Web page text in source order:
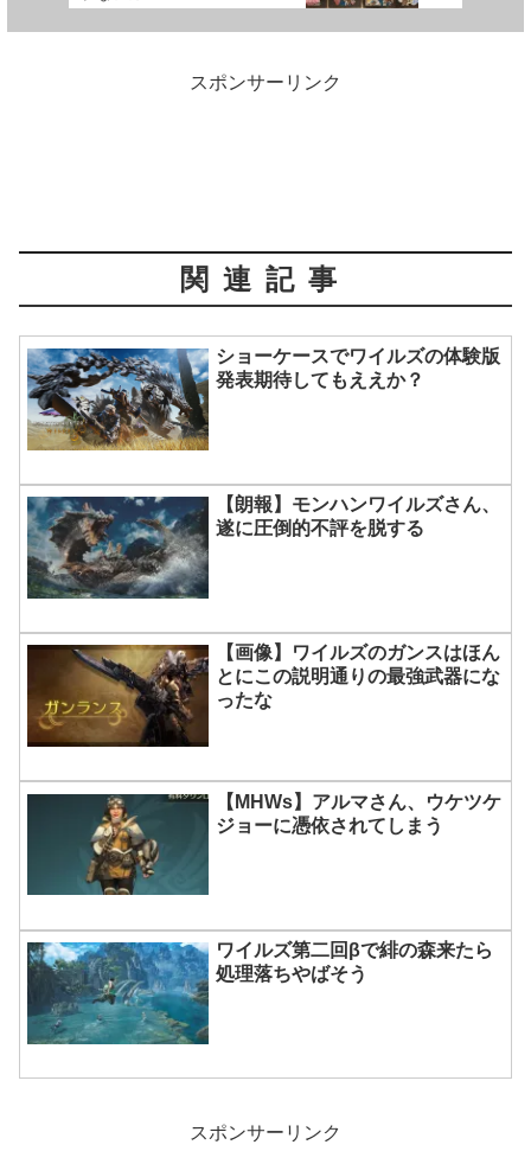
スポンサーリンク
関連記事
ショーケースでワイルズの体験版
発表期待してもええか？
【朗報】モンハンワイルズさん、
遂に圧倒的不評を脱する
【画像】ワイルズのガンスはほん
とにこの説明通りの最強武器にな
ったな
【MHWs】アルマさん、ウケツケ
ジョーに憑依されてしまう
ワイルズ第二回βで緋の森来たら
処理落ちやばそう
スポンサーリンク